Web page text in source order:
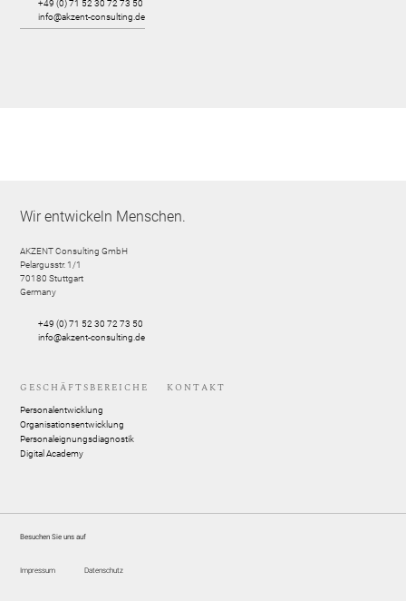
+49 (0) 71 52 30 72 73 50
info@akzent-consulting.de
Wir entwickeln Menschen.
AKZENT Consulting GmbH
Pelargusstr. 1/1
70180 Stuttgart
Germany
+49 (0) 71 52 30 72 73 50
info@akzent-consulting.de
GESCHÄFTSBEREICHE
Personalentwicklung
Organisationsentwicklung
Personaleignungsdiagnostik
Digital Academy
KONTAKT
Besuchen Sie uns auf
Impressum Datenschutz